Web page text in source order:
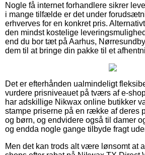
Nogle få internet forhandlere sikrer
i mange tilfælde er det under
erhverves for en konkret pris.
den mindst kostelige
end du bor tæt på Aarhus,
dem til at bringe din pakke til et
Det er efterhånden ualmindeligt
vurdere prisniveauet på tværs af e-
har adskillige Nikwax online butikker
stampe priserne på en række af deres
og børn, og endvidere også til damer
og endda nogle gange tilbyde fragt
Men det kan trods alt være lønsomt at